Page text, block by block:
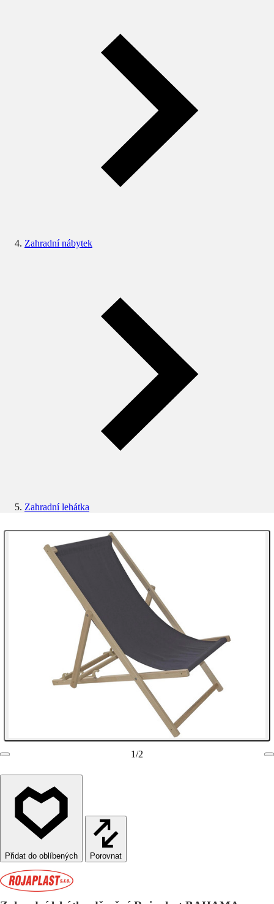
Zahradní nábytek
Zahradní lehátka
1/2
Porovnat